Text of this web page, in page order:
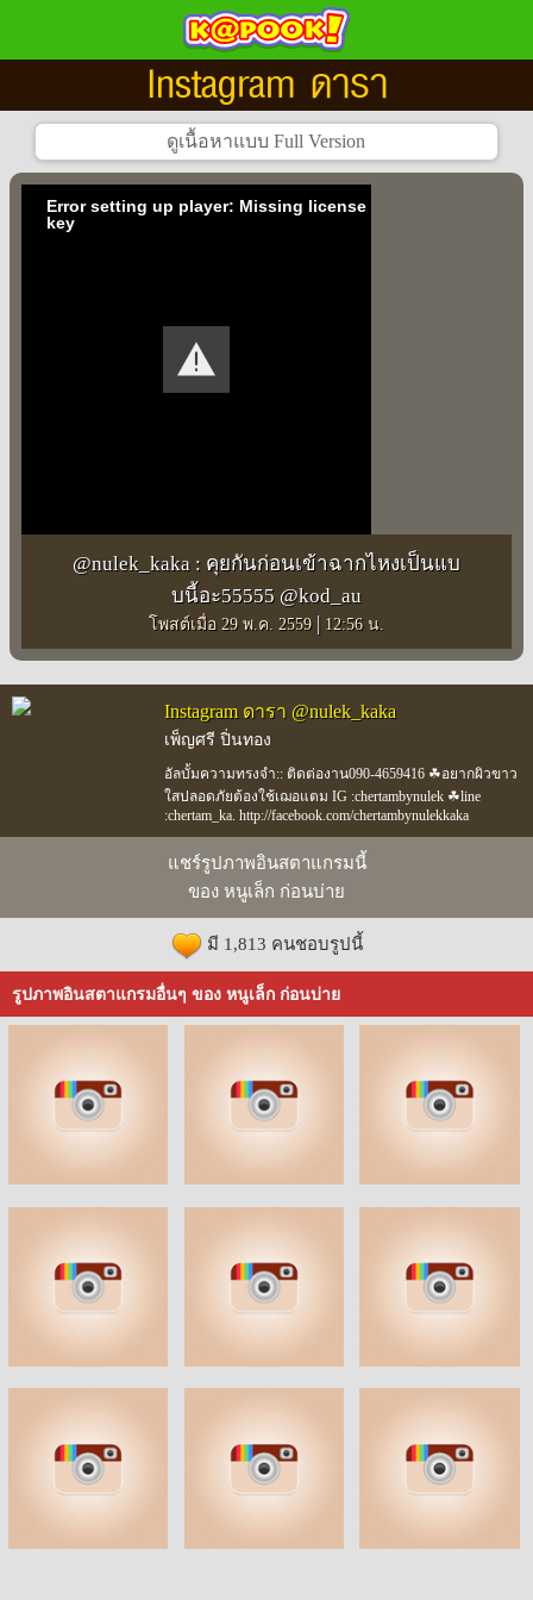
Instagram ดารา
Error setting up player: Missing license
key
@nulek_kaka : คุยกันก่อนเข้าฉากไหงเป็นแบ
บนี้อะ55555 @kod_au
โพสต์เมื่อ 29 พ.ค. 2559 | 12:56 น.
Instagram ดารา @nulek_kaka
เพ็ญศรี ปิ่นทอง
อัลบั้มความทรงจำ:: ติดต่องาน090-4659416 ☘อยากผิวขาว
ใสปลอดภัยต้องใช้เฌอแตม IG :chertambynulek ☘line
:chertam_ka. http://facebook.com/chertambynulekkaka
แชร์รูปภาพอินสตาแกรมนี้
ของ หนูเล็ก ก่อนบ่าย
มี 1,813 คนชอบรูปนี้
รูปภาพอินสตาแกรมอื่นๆ ของ หนูเล็ก ก่อนบ่าย